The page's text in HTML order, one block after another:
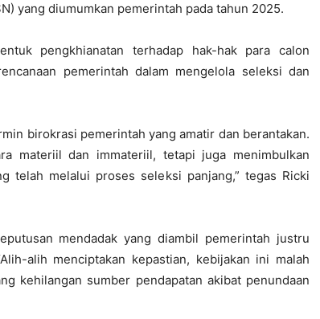
yang diumumkan pemerintah pada tahun 2025.
pengkhianatan terhadap hak-hak para calon
pemerintah dalam mengelola seleksi dan
birokrasi pemerintah yang amatir dan berantakan.
materiil dan immateriil, tetapi juga menimbulkan
telah melalui proses seleksi panjang,” tegas Ricki
mendadak yang diambil pemerintah justru
alih menciptakan kepastian, kebijakan ini malah
kehilangan sumber pendapatan akibat penundaan